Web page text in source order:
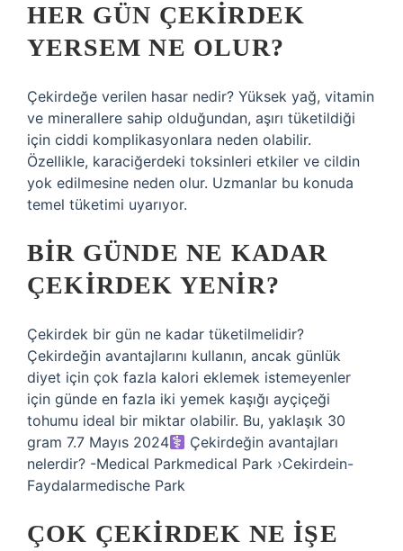
HER GÜN ÇEKIRDEK
YERSEM NE OLUR?
Çekirdeğe verilen hasar nedir? Yüksek yağ, vitamin
ve minerallere sahip olduğundan, aşırı tüketildiği
için ciddi komplikasyonlara neden olabilir.
Özellikle, karaciğerdeki toksinleri etkiler ve cildin
yok edilmesine neden olur. Uzmanlar bu konuda
temel tüketimi uyarıyor.
BIR GÜNDE NE KADAR
ÇEKIRDEK YENIR?
Çekirdek bir gün ne kadar tüketilmelidir?
Çekirdeğin avantajlarını kullanın, ancak günlük
diyet için çok fazla kalori eklemek istemeyenler
için günde en fazla iki yemek kaşığı ayçiçeği
tohumu ideal bir miktar olabilir. Bu, yaklaşık 30
gram 7.7 Mayıs 2024‍
Çekirdeğin avantajları
nelerdir? -Medical Parkmedical Park ›Cekirdein-
Faydalarmedische Park
ÇOK ÇEKIRDEK NE IŞE